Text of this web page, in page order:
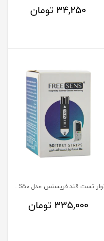
34,250تومان
نوار تست قند فریسنس مدل FS-TS50
335,000 تومان